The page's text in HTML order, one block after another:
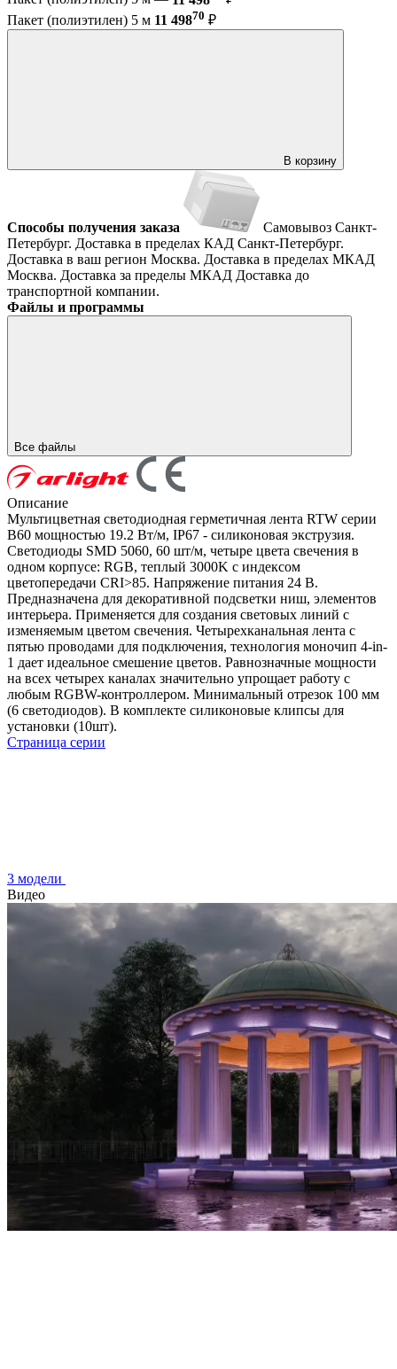
Пакет (полиэтилен) 5 м 11 49870 ₽
В корзину
Способы получения заказа Самовывоз Санкт-
Петербург. Доставка в пределах КАД Санкт-Петербург.
Доставка в ваш регион Москва. Доставка в пределах МКАД
Москва. Доставка за пределы МКАД Доставка до
транспортной компании.
Файлы и программы
Все файлы
Описание
Мультицветная светодиодная герметичная лента RTW серии
B60 мощностью 19.2 Вт/м, IP67 - силиконовая экструзия.
Светодиоды SMD 5060, 60 шт/м, четыре цвета свечения в
одном корпусе: RGB, теплый 3000K с индексом
цветопередачи CRI>85. Напряжение питания 24 В.
Предназначена для декоративной подсветки ниш, элементов
интерьера. Применяется для создания световых линий с
изменяемым цветом свечения. Четырехканальная лента с
пятью проводами для подключения, технология моночип 4-in-
1 дает идеальное смешение цветов. Равнозначные мощности
на всех четырех каналах значительно упрощает работу с
любым RGBW-контроллером. Минимальный отрезок 100 мм
(6 светодиодов). В комплекте силиконовые клипсы для
установки (10шт).
Страница серии
3 модели
Видео